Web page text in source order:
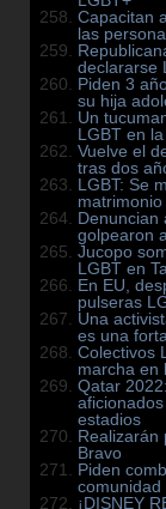
Capacitan
las
declararse
Piden 3
su hija
Un
LGBT en
Vuelve el
tras dos
LGBT: Se
Denuncian
golpearon
Jucopo
LGBT en
En EU,
pulseras
Una
es una
Colectivos
marcha en
Qatar
estadios
Realizarán
Bravo
Piden
comunidad
¡DISNEY